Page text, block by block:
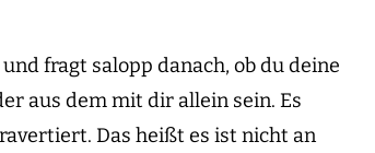
fragt salopp danach, ob du deine
aus dem mit dir allein sein. Es
Das heißt es ist nicht an